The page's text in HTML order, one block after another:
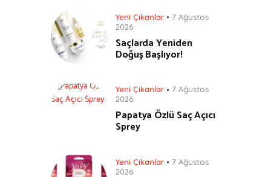
Yeni Çıkanlar
7 Ağustos
2026
Saçlarda Yeniden
Doğuş Başlıyor!
Yeni Çıkanlar
7 Ağustos
2026
Papatya Özlü Saç Açıcı
Sprey
Yeni Çıkanlar
7 Ağustos
2026